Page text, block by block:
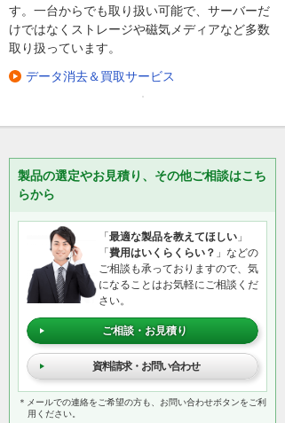
す。一台からでも取り扱い可能で、サーバーだ
けではなくストレージや磁気メディアなど多数
取り扱っています。
データ消去＆買取サービス
製品の選定やお見積り、その他ご相談はこち
らから
「 最適な製品を教えてほしい 」
「 費用はいくらくらい？ 」などの
ご相談も承っておりますので、気
になることはお気軽にご相談くだ
さい。
ご相談・お見積り
資料請求・お問い合わせ
＊メールでの連絡をご希望の方も、お問い合わせボタンをご利
用ください。